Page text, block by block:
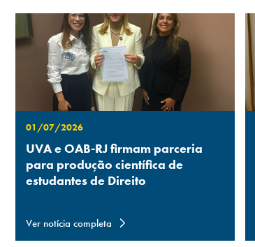
01/07/2026
UVA e OAB-RJ firmam parceria
para produção científica de
estudantes de Direito
Ver notícia completa